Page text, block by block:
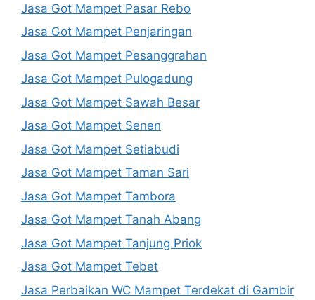
Jasa Got Mampet Pasar Rebo
Jasa Got Mampet Penjaringan
Jasa Got Mampet Pesanggrahan
Jasa Got Mampet Pulogadung
Jasa Got Mampet Sawah Besar
Jasa Got Mampet Senen
Jasa Got Mampet Setiabudi
Jasa Got Mampet Taman Sari
Jasa Got Mampet Tambora
Jasa Got Mampet Tanah Abang
Jasa Got Mampet Tanjung Priok
Jasa Got Mampet Tebet
Jasa Perbaikan WC Mampet Terdekat di Gambir